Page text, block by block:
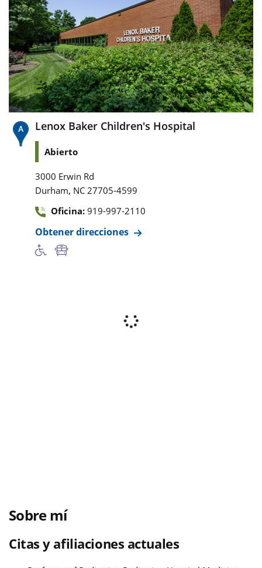
Lenox Baker Children's Hospital
Abierto
3000 Erwin Rd
Durham, NC 27705-4599
Oficina: 919-997-2110
Obtener direcciones
Sobre mí
Citas y afiliaciones actuales